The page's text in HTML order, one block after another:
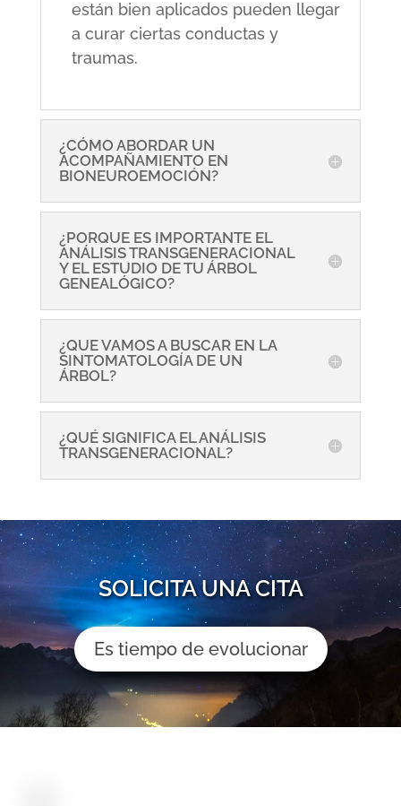
están bien aplicados pueden llegar
a curar ciertas conductas y
traumas.
¿CÓMO ABORDAR UN
ACOMPAÑAMIENTO EN
BIONEUROEMOCIÓN?
¿PORQUE ES IMPORTANTE EL
ANÁLISIS TRANSGENERACIONAL
Y EL ESTUDIO DE TU ÁRBOL
GENEALÓGICO?
¿QUE VAMOS A BUSCAR EN LA
SINTOMATOLOGÍA DE UN
ÁRBOL?
¿QUÉ SIGNIFICA EL ANÁLISIS
TRANSGENERACIONAL?
SOLICITA UNA CITA
Es tiempo de evolucionar